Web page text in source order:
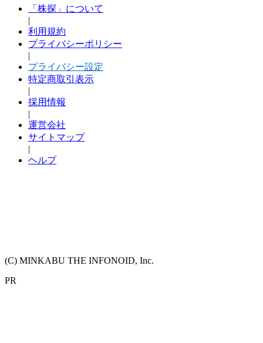
「株探」について
|
利用規約
プライバシーポリシー
|
プライバシー設定
特定商取引表示
|
採用情報
|
運営会社
サイトマップ
|
ヘルプ
(C) MINKABU THE INFONOID, Inc.
PR